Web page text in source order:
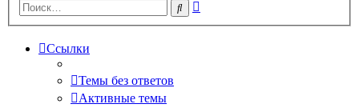
Поиск
Ссылки
Темы без ответов
Активные темы